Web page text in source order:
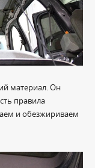
материал. Он
правила
и обезжириваем